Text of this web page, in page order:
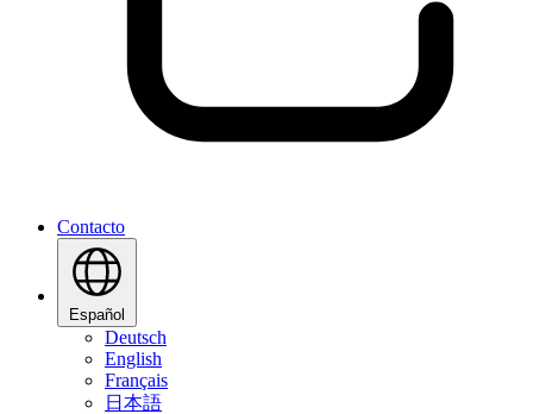
Contacto
Español
Deutsch
English
Français
日本語